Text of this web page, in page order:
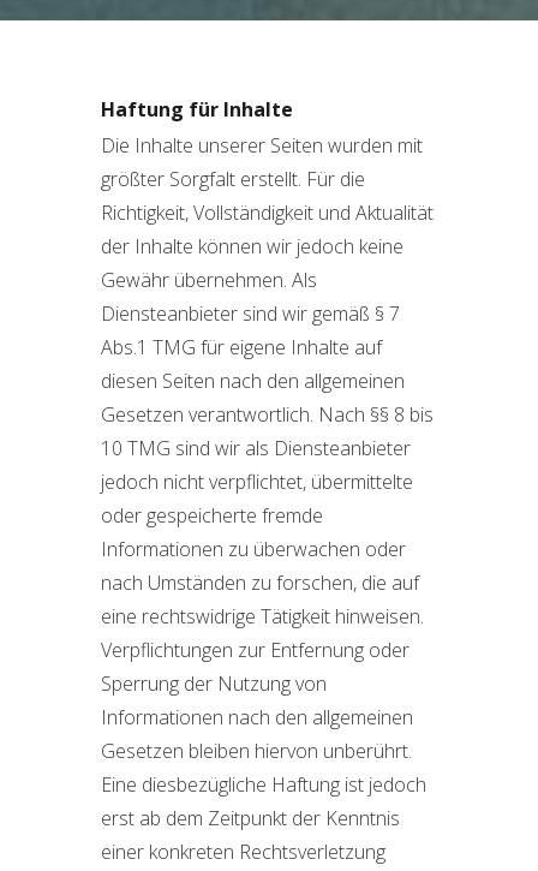
Haftung für Inhalte
Die Inhalte unserer Seiten wurden mit
größter Sorgfalt erstellt. Für die
Richtigkeit, Vollständigkeit und Aktualität
der Inhalte können wir jedoch keine
Gewähr übernehmen. Als
Diensteanbieter sind wir gemäß § 7
Abs.1 TMG für eigene Inhalte auf
diesen Seiten nach den allgemeinen
Gesetzen verantwortlich. Nach §§ 8 bis
10 TMG sind wir als Diensteanbieter
jedoch nicht verpflichtet, übermittelte
oder gespeicherte fremde
Informationen zu überwachen oder
nach Umständen zu forschen, die auf
eine rechtswidrige Tätigkeit hinweisen.
Verpflichtungen zur Entfernung oder
Sperrung der Nutzung von
Informationen nach den allgemeinen
Gesetzen bleiben hiervon unberührt.
Eine diesbezügliche Haftung ist jedoch
erst ab dem Zeitpunkt der Kenntnis
einer konkreten Rechtsverletzung